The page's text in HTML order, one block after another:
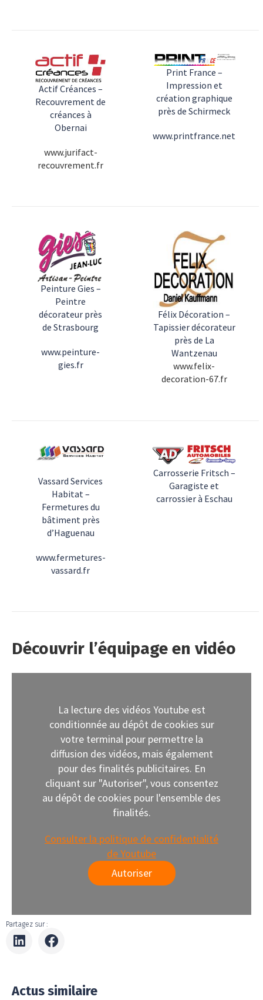
Actif Créances –
Recouvrement de
créances à
Obernai
www.jurifact-
recouvrement.fr
Print France –
Impression et
création graphique
près de Schirmeck
www.printfrance.net
Peinture Gies –
Peintre
décorateur près
de Strasbourg
www.peinture-
gies.fr
Félix Décoration –
Tapissier décorateur
près de La
Wantzenau
www.felix-
decoration-67.fr
Vassard Services
Habitat –
Fermetures du
bâtiment près
d’Haguenau
www.fermetures-
vassard.fr
Carrosserie Fritsch –
Garagiste et
carrossier à Eschau
Découvrir l’équipage en vidéo
La lecture des vidéos Youtube est
conditionnée au dépôt de cookies sur
votre terminal pour permettre la
diffusion des vidéos, mais également
pour des finalités publicitaires. En
cliquant sur "Autoriser", vous consentez
au dépôt de cookies pour l'ensemble des
finalités.
Consulter la politique de confidentialité
de Youtube
Autoriser
Partagez sur :
Actus similaire